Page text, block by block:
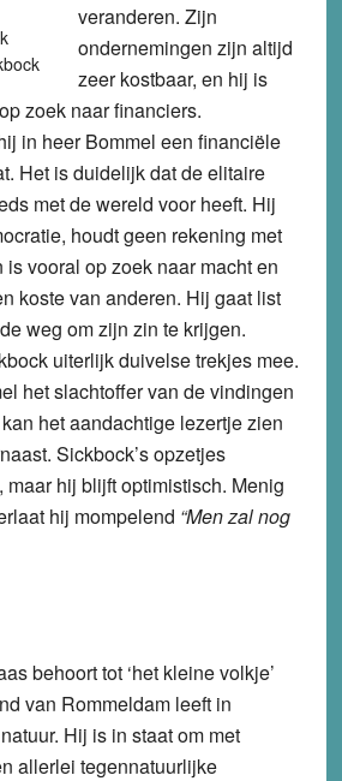
veranderen. Zijn
ondernemingen zijn altijd
zeer kostbaar, en hij is
zoek naar financiers.
in heer Bommel een financiële
Het is duidelijk dat de elitaire
met de wereld voor heeft. Hij
houdt geen rekening met
vooral op zoek naar macht en
koste van anderen. Hij gaat list
weg om zijn zin te krijgen.
uiterlijk duivelse trekjes mee.
het slachtoffer van de vindingen
het aandachtige lezertje zien
Sickbock’s opzetjes
maar hij blijft optimistisch. Menig
hij mompelend “Men zal nog
behoort tot ‘het kleine volkje’
van Rommeldam leeft in
Hij is in staat om met
allerlei tegennatuurlijke